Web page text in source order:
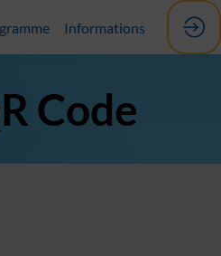
Informations
Code